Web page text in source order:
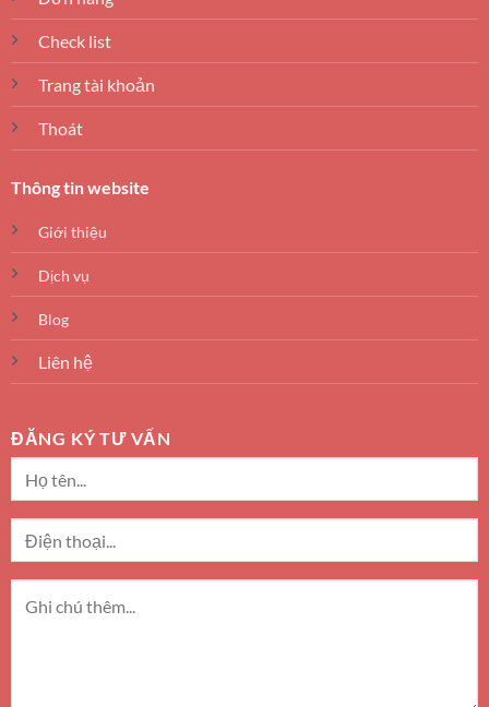
Check list
Trang tài khoản
Thoát
Thông tin website
Giới thiệu
Dịch vụ
Blog
Liên hệ
ĐĂNG KÝ TƯ VẤN